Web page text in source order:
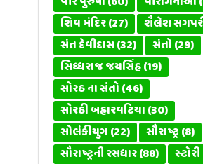
શિવ મંદિર(27) શૈલેશ
સંત દેવીદાસ(32) સંતો(29)
સિધ્ધરાજ જયસિંહ(19)
સોરઠ ના સંતો(46)
સોરઠી બહારવટિયા(30)
સોલંકીયુગ(22) સૌરાષ્ટ્ર(8)
સૌરાષ્ટ્રની રસધાર(88) સ્ટોરી